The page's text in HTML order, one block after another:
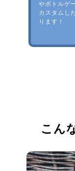
やボトルゲ
カスタムし
ります！
こん